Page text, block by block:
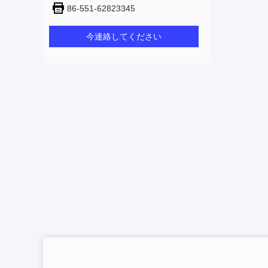
86-551-62823345
今連絡してください